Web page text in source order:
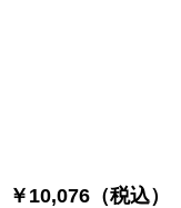
￥10,076（税込）